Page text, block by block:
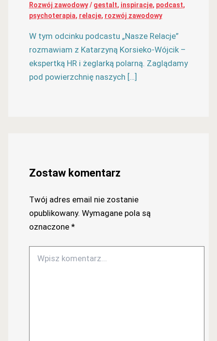
Rozwój zawodowy/ gestalt, inspiracje, podcast,
psychoterapia, relacje, rozwój zawodowy
W tym odcinku podcastu „Nasze Relacje”
rozmawiam z Katarzyną Korsieko-Wójcik –
ekspertką HR i żeglarką polarną. Zaglądamy
pod powierzchnię naszych […]
Zostaw komentarz
Twój adres email nie zostanie
opublikowany. Wymagane pola są
oznaczone *
komentarz...